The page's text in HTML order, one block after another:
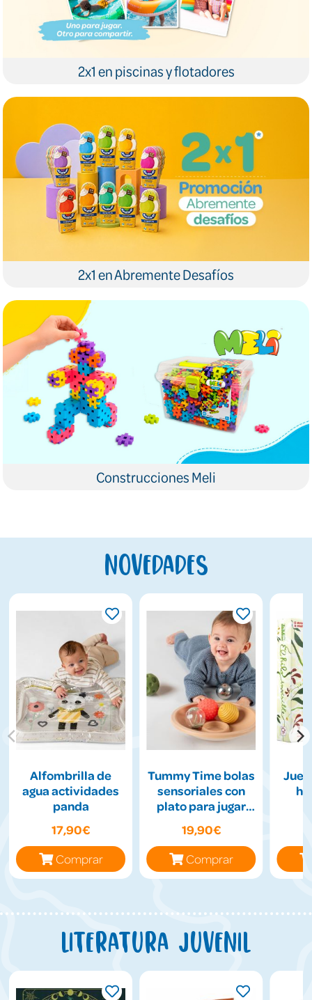
2x1 en piscinas y flotadores
2x1 en Abremente Desafíos
Construcciones Meli
Novedades
Alfombrilla de
agua actividades
panda
17,90€
Comprar
Tummy Time bolas
sensoriales con
plato para jugar
19,90€
Comprar
Literatura juvenil